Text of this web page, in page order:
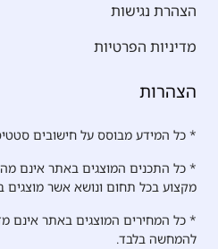
הצהרת נגישות
מדיניות הפרטיות
הצהרות
* כל המידע מבוסס על חישובים
* כל התכנים המוצגים באתר אינם
מקצוע בכל תחום ונושא אשר מוצגים
* כל המחירים המוצגים באתר אינם
להמחשה בלבד.